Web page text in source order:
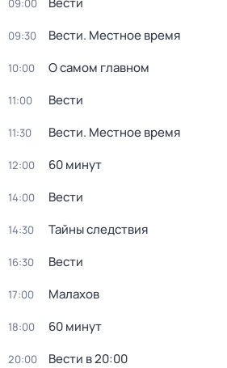
09:00
09:30 Вести. Местное время
10:00 О самом главном
11:00 Вести
11:30 Вести. Местное время
12:00 60 минут
14:00 Вести
14:30 Тайны следствия
16:30 Вести
17:00 Малахов
18:00 60 минут
20:00 Вести в 20:00